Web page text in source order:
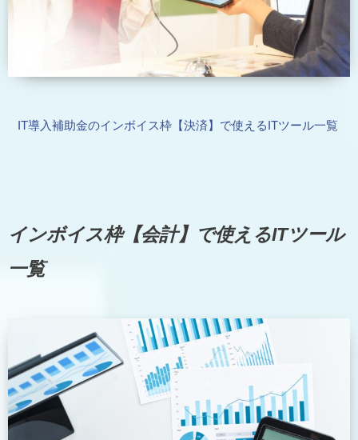
IT導入補助金のインボイス枠【決済】で使えるITツール一覧
インボイス枠【会計】で使えるITツール
一覧